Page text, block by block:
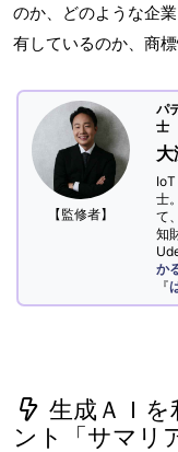
のか、どのような企
有しているのか、商
【監修者】
パ
士
大
士
て
知
か
『
生成ＡＩを
ント「サマリ